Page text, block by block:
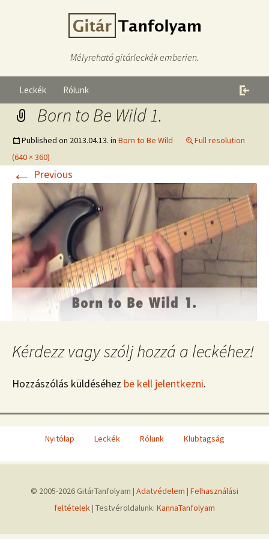
Mélyreható gitárleckék emberien.
Leckék Rólunk
Born to Be Wild 1.
Published on 2013.04.13. in Born to Be Wild
Full resolution
(640 × 360)
← Previous
Kérdezz vagy szólj hozzá a leckéhez!
Hozzászólás küldéséhez be kell jelentkezni.
Nyitólap Leckék Rólunk Klubtagság
© 2005-2026 GitárTanfolyam | Adatvédelem | Felhasználási
feltételek | Testvéroldalunk: KannaTanfolyam